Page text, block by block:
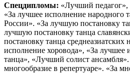
Спецдипломы: «Лучший
«За лучшее исполнение народного
России». «За лучшую постановку
лучшую постановку танца
постановку танца среднеазиатских
исполнение хоровода», «За лучшее
танца», «Лучший солист
многообразие в репертуаре». «За